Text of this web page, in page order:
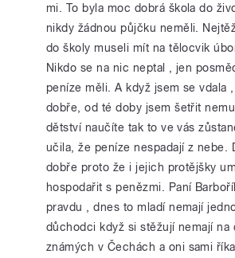
mi. To byla moc dobrá škola do
nikdy žádnou půjčku neměli.
do školy museli mít na tělocvik
Nikdo se na nic neptal , jen
peníze měli. A když jsem se vdala
dobře, od té doby jsem šetřit
dětství naučíte tak to ve vás
učila, že peníze nespadají z nebe.
dobře proto že i jejich protějšky
hospodařit s penězmi. Paní
pravdu , dnes to mladí nemají
důchodci když si stěžují nemají na
známých v Čechách a oni sami